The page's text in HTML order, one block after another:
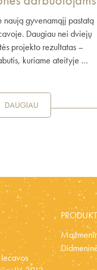
naują gyvenamąjį pastatą
Daugiau nei dviejų
projekto rezultatas –
kuriame ateityje …
DAUGIAU